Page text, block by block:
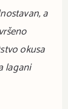
a
okusa
lagani